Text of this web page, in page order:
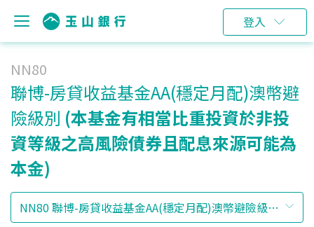
登入
NN80
聯博-房貸收益基金AA(穩定月配)澳幣避
險級別 (本基金有相當比重投資於非投
資等級之高風險債券且配息來源可能為
本金)